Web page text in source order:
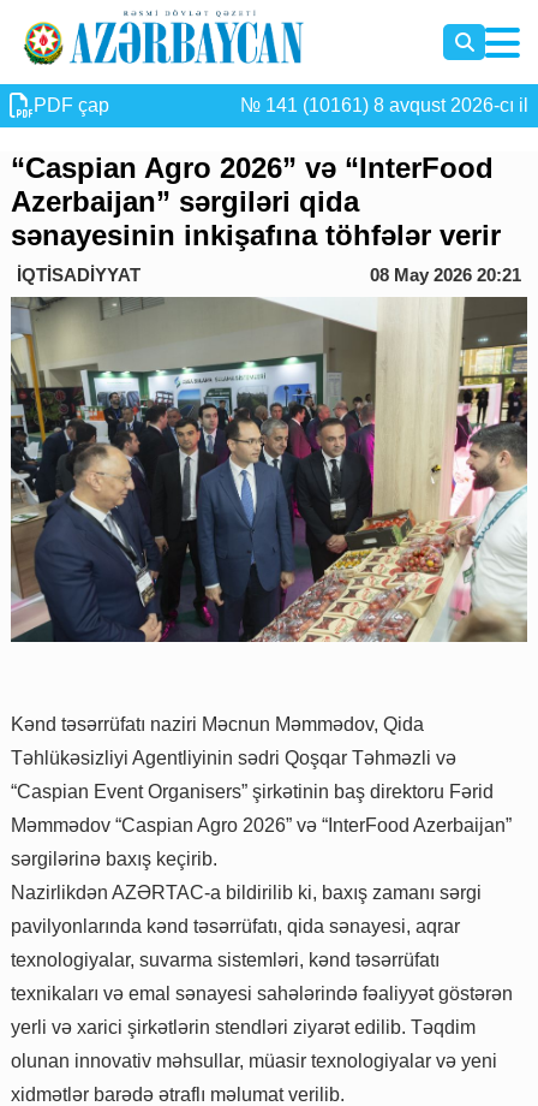
PDF çap № 141 (10161) 8 avqust 2026-cı il
“Caspian Agro 2026” və “InterFood
Azerbaijan” sərgiləri qida
sənayesinin inkişafına töhfələr verir
İQTİSADİYYAT 08 May 2026 20:21
Kənd təsərrüfatı naziri Məcnun Məmmədov, Qida
Təhlükəsizliyi Agentliyinin sədri Qoşqar Təhməzli və
“Caspian Event Organisers” şirkətinin baş direktoru Fərid
Məmmədov “Caspian Agro 2026” və “InterFood Azerbaijan”
sərgilərinə baxış keçirib.
Nazirlikdən AZƏRTAC-a bildirilib ki, baxış zamanı sərgi
pavilyonlarında kənd təsərrüfatı, qida sənayesi, aqrar
texnologiyalar, suvarma sistemləri, kənd təsərrüfatı
texnikaları və emal sənayesi sahələrində fəaliyyət göstərən
yerli və xarici şirkətlərin stendləri ziyarət edilib. Təqdim
olunan innovativ məhsullar, müasir texnologiyalar və yeni
xidmətlər barədə ətraflı məlumat verilib.